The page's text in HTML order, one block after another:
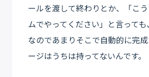
ールを渡して終わりとか、「こ
ムでやってください」と言って
なのであまりそこで自動的に完
ージはうちは持ってないんです。